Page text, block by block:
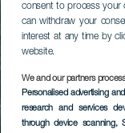
consent to process your
can withdraw your
interest at any time by
website.
We and our partners
Personalised advertising
research and services
through device scanning,